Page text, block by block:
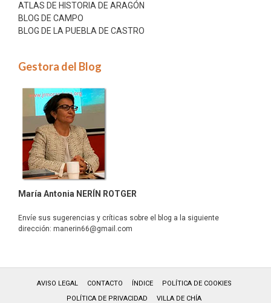
ATLAS DE HISTORIA DE ARAGÓN
BLOG DE CAMPO
BLOG DE LA PUEBLA DE CASTRO
Gestora del Blog
María Antonia NERÍN ROTGER
Envíe sus sugerencias y críticas sobre el blog a la siguiente
dirección: manerin66@gmail.com
AVISO LEGAL CONTACTO ÍNDICE
POLÍTICA DE COOKIES
POLÍTICA DE PRIVACIDAD
VILLA DE CHÍA